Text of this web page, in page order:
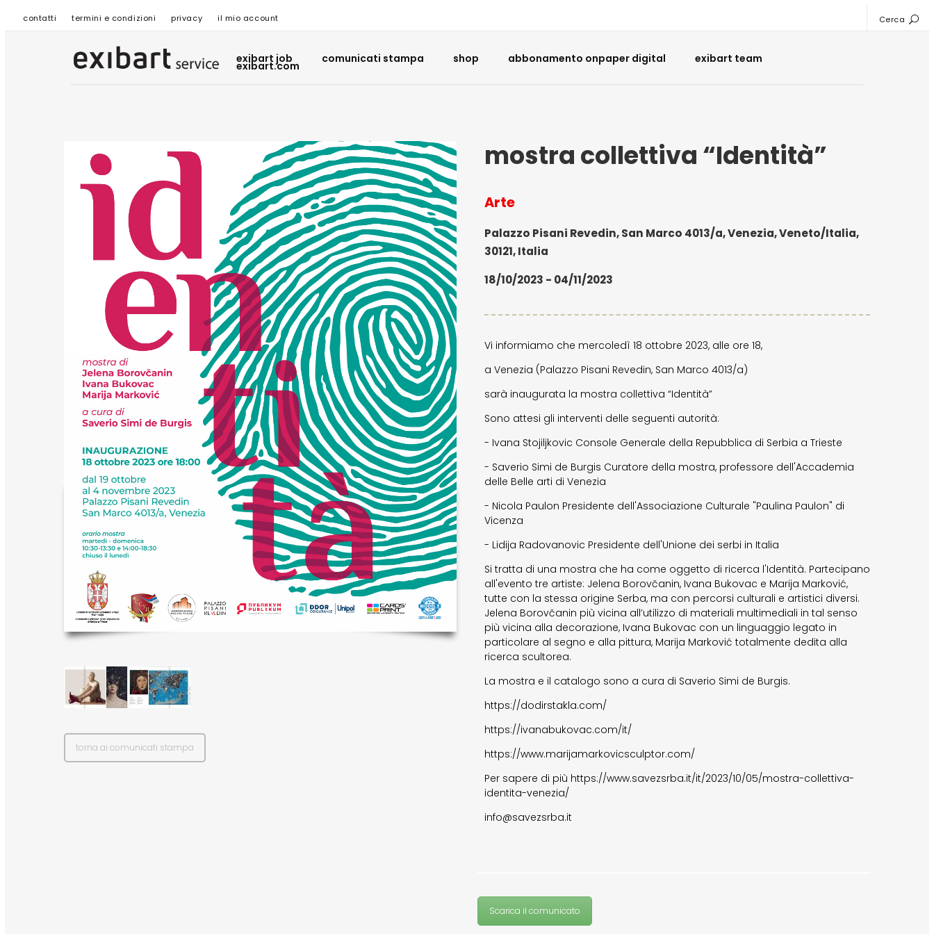
contatti termini e condizioni privacy il mio account Cerca
exibart job comunicati stampa shop abbonamento onpaper digital exibart team
exibart.com
torna ai comunicati stampa
mostra collettiva “Identità”
Arte
Palazzo Pisani Revedin, San Marco 4013/a, Venezia, Veneto/Italia,
30121, Italia
18/10/2023 - 04/11/2023
Vi informiamo che mercoledì 18 ottobre 2023, alle ore 18,
a Venezia (Palazzo Pisani Revedin, San Marco 4013/a)
sarà inaugurata la mostra collettiva “Identità”
Sono attesi gli interventi delle seguenti autorità:
- Ivana Stojiljkovic Console Generale della Repubblica di Serbia a Trieste
- Saverio Simi de Burgis Curatore della mostra, professore dell'Accademia
delle Belle arti di Venezia
- Nicola Paulon Presidente dell'Associazione Culturale "Paulina Paulon" di
Vicenza
- Lidija Radovanovic Presidente dell'Unione dei serbi in Italia
Si tratta di una mostra che ha come oggetto di ricerca l'Identità. Partecipano
all'evento tre artiste: Jelena Borovčanin, Ivana Bukovac e Marija Marković,
tutte con la stessa origine Serba, ma con percorsi culturali e artistici diversi.
Jelena Borovčanin più vicina all’utilizzo di materiali multimediali in tal senso
più vicina alla decorazione, Ivana Bukovac con un linguaggio legato in
particolare al segno e alla pittura, Marija Marković totalmente dedita alla
ricerca scultorea.
La mostra e il catalogo sono a cura di Saverio Simi de Burgis.
https://dodirstakla.com/
https://ivanabukovac.com/it/
https://www.marijamarkovicsculptor.com/
Per sapere di più https://www.savezsrba.it/it/2023/10/05/mostra-collettiva-
identita-venezia/
info@savezsrba.it
Scarica il comunicato